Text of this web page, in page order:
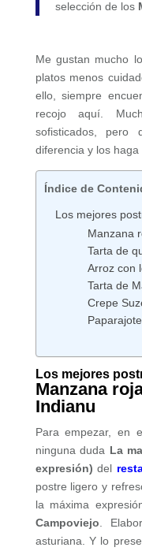
selección de los
Me gustan mucho
platos menos
ello, siempre
recojo aquí.
sofisticados,
diferencia y los haga
Índice de
Los mejores
Manzana
Tarta de
Arroz con
Tarta de
Crepe
Los mejores
Manzana
Indianu
Para empezar, en
ninguna duda La
expresión) del
postre ligero y
la máxima
Campoviejo .
asturiana. Y lo